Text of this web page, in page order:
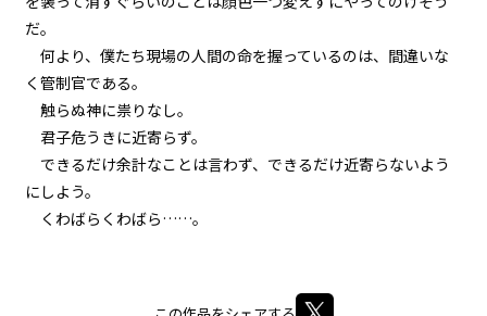
『Grimoire（魔導書）』＜１４
だ。
何より、僕たち現場の人間の命を握っているのは、間違いな
く管制官である。
触らぬ神に祟りなし。
君子危うきに近寄らず。
できるだけ余計なことは言わず、できるだけ近寄らないよう
にしよう。
くわばらくわばら……。